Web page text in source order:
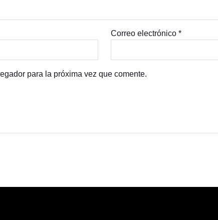
Correo electrónico *
para la próxima vez que comente.